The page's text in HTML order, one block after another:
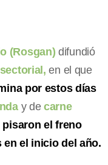
(Rosgan) difundió
en el que
por estos días
y decarne
el freno
el inicio del año.